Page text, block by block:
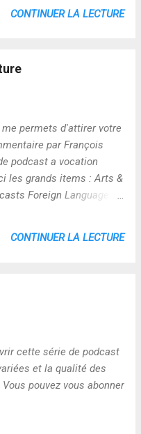
CONTINUER LA LECTURE
permets d'attirer votre
par François
podcast a vocation
les grands items : Arts &
Foreign Language
- Business School
OpenCulture
CONTINUER LA LECTURE
cette série de podcast
et la qualité des
pouvez vous abonner